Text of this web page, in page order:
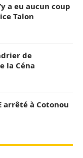
a eu aucun coup
Talon
de
la Céna
arrêté à Cotonou